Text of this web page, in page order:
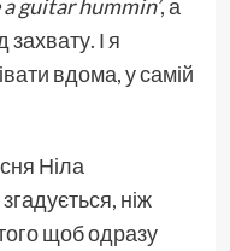
guitar hummin’, а
захвату. І я
вдома, у самій
Ніла
ніж
щоб одразу